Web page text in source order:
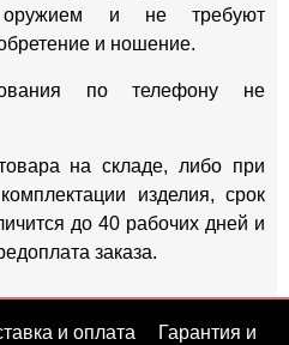
оружием и не требуют
и ношение.
по телефону не
на складе, либо при
изделия, срок
до 40 рабочих дней и
заказа.
и оплата Гарантия и